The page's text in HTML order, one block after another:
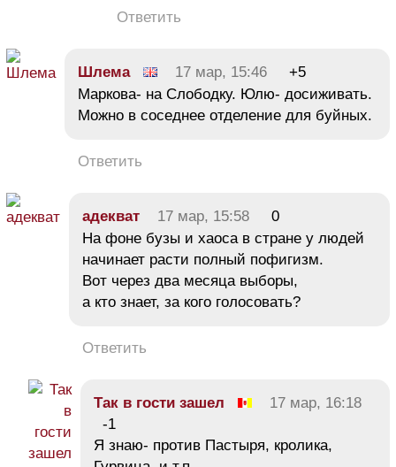
Ответить
Шлема 17 мар, 15:46
+5
Маркова- на Слободку. Юлю- досиживать.
Можно в соседнее отделение для буйных.
Ответить
адекват 17 мар, 15:58
0
На фоне бузы и хаоса в стране у людей
начинает расти полный пофигизм.
Вот через два месяца выборы,
а кто знает, за кого голосовать?
Ответить
Так в гости зашел
17 мар, 16:18
-1
Я знаю- против Пастыря, кролика,